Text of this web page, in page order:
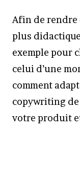
Afin de rendre
plus
exemple pour
celui d’une
comment
copywriting
votre produit